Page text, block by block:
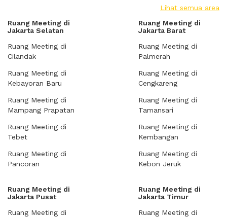
Lihat semua area
Ruang Meeting di
Jakarta Selatan
Ruang Meeting di
Cilandak
Ruang Meeting di
Kebayoran Baru
Ruang Meeting di
Mampang Prapatan
Ruang Meeting di
Tebet
Ruang Meeting di
Pancoran
Ruang Meeting di
Jakarta Barat
Ruang Meeting di
Palmerah
Ruang Meeting di
Cengkareng
Ruang Meeting di
Tamansari
Ruang Meeting di
Kembangan
Ruang Meeting di
Kebon Jeruk
Ruang Meeting di
Jakarta Pusat
Ruang Meeting di
Ruang Meeting di
Jakarta Timur
Ruang Meeting di